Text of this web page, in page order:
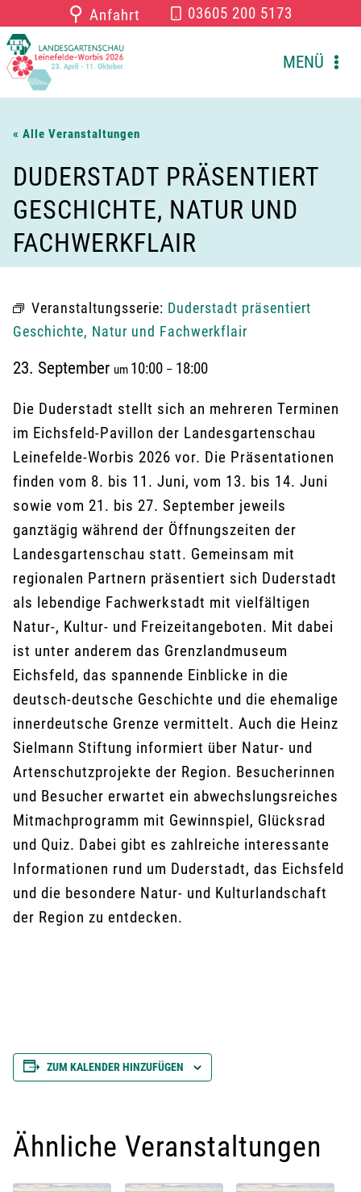
Inhalt
springen
⚲ Anfahrt 03605 200 5173
MENÜ
« Alle Veranstaltungen
DUDERSTADT PRÄSENTIERT
GESCHICHTE, NATUR UND
FACHWERKFLAIR
Veranstaltungsserie: Duderstadt präsentiert
Geschichte, Natur und Fachwerkflair
23. September um 10:00 – 18:00
Die Duderstadt stellt sich an mehreren Terminen
im Eichsfeld-Pavillon der Landesgartenschau
Leinefelde-Worbis 2026 vor. Die Präsentationen
finden vom 8. bis 11. Juni, vom 13. bis 14. Juni
sowie vom 21. bis 27. September jeweils
ganztägig während der Öffnungszeiten der
Landesgartenschau statt. Gemeinsam mit
regionalen Partnern präsentiert sich Duderstadt
als lebendige Fachwerkstadt mit vielfältigen
Natur-, Kultur- und Freizeitangeboten. Mit dabei
ist unter anderem das Grenzlandmuseum
Eichsfeld, das spannende Einblicke in die
deutsch-deutsche Geschichte und die ehemalige
innerdeutsche Grenze vermittelt. Auch die Heinz
Sielmann Stiftung informiert über Natur- und
Artenschutzprojekte der Region. Besucherinnen
und Besucher erwartet ein abwechslungsreiches
Mitmachprogramm mit Gewinnspiel, Glücksrad
und Quiz. Dabei gibt es zahlreiche interessante
Informationen rund um Duderstadt, das Eichsfeld
und die besondere Natur- und Kulturlandschaft
der Region zu entdecken.
ZUM KALENDER HINZUFÜGEN
Ähnliche Veranstaltungen